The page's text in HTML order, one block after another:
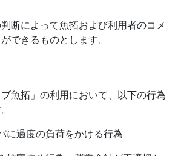
断によって魚拓および利用者のコメ
できるものとします。
魚拓」の利用において、以下の行為
に過度の負荷をかける行為